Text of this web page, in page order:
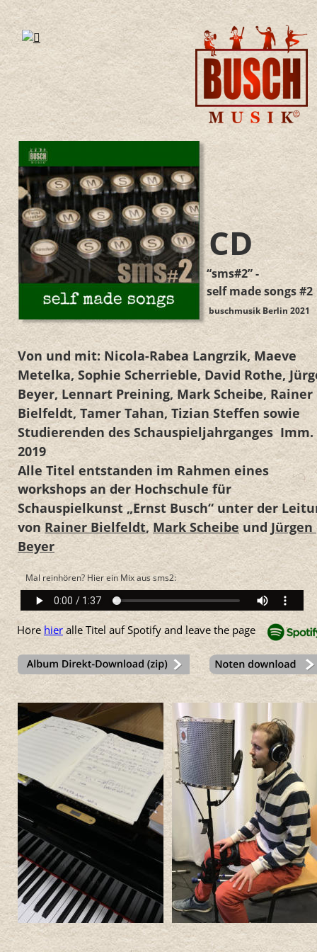
buschmusik Berlin 2021
Von und mit: Nicola-Rabea Langrzik, Maeve
Metelka, Sophie Scherrieble, David Rothe,
Beyer, Lennart Preining, Mark Scheibe, Rainer
Bielfeldt, Tamer Tahan, Tizian Steffen sowie
Studierenden des Schauspieljahrganges  Imm.
2019
Alle Titel entstanden im Rahmen eines
workshops an der Hochschule für
Schauspielkunst „Ernst Busch“ unter der
von Rainer Bielfeldt, Mark Scheibe und Jürgen
Beyer
Höre hier alle Titel auf Spotify and leave the page
Mal reinhören? Hier ein Mix aus sms2:
“sms#2” -
self made songs #2
CD